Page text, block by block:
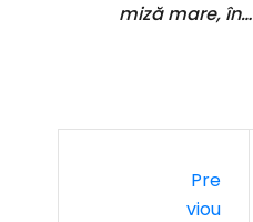
miză mare, în…
Pre
Viou